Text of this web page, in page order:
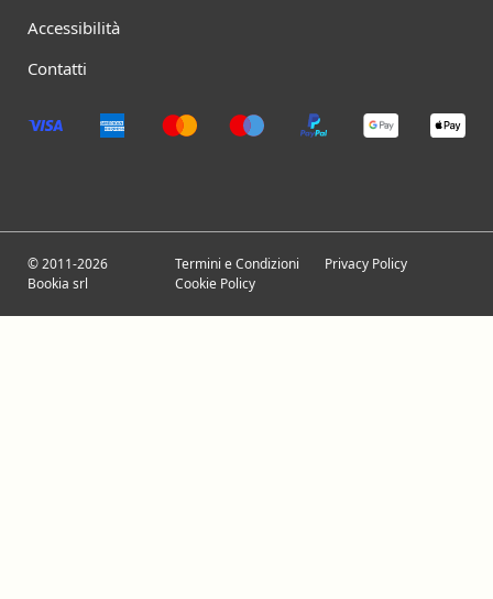
Accessibilità
Contatti
© 2011-2026
Bookia srl
Termini e Condizioni
Privacy Policy
Cookie Policy